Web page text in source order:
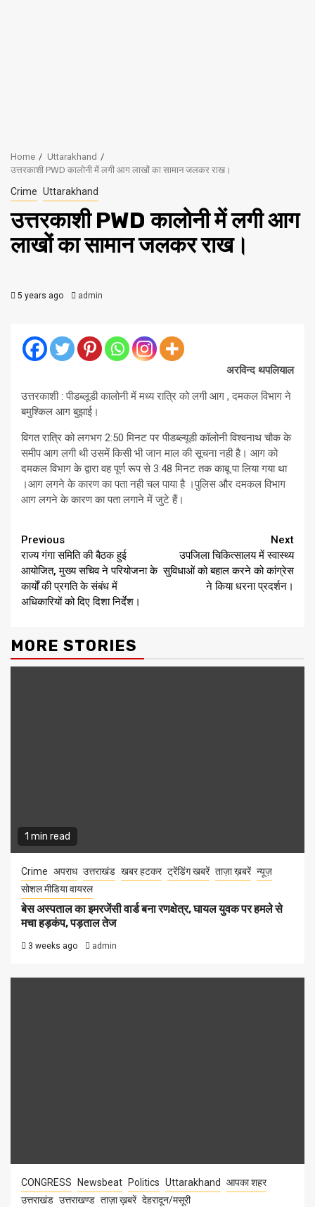
Home
Uttarakhand
उत्तरकाशी PWD कालोनी में लगी आग लाखों का सामान जलकर राख।
Crime Uttarakhand
उत्तरकाशी PWD कालोनी में लगी आग
लाखों का सामान जलकर राख।
5 years ago admin
अरविन्द थपलियाल
उत्तरकाशी : पीडब्लूडी कालोनी में मध्य रात्रि को लगी आग , दमकल विभाग ने
बमुश्किल आग बुझाई।
विगत रात्रि को लगभग 2:50 मिनट पर पीडब्ल्यूडी कॉलोनी विश्वनाथ चौक के
समीप आग लगी थी उसमें किसी भी जान माल की सूचना नही है। आग को
दमकल विभाग के द्वारा वह पूर्ण रूप से 3:48 मिनट तक काबू पा लिया गया था
।आग लगने के कारण का पता नही चल पाया है ।पुलिस और दमकल विभाग
आग लगने के कारण का पता लगाने में जुटे हैं।
Continue
Reading
Previous
राज्य गंगा समिति की बैठक हुई
आयोजित, मुख्य सचिव ने परियोजना के
कार्यों की प्रगति के संबंध में
अधिकारियों को दिए दिशा निर्देश।
Next
उपजिला चिकित्सालय में स्वास्थ्य
सुविधाओं को बहाल करने को कांग्रेस
ने किया धरना प्रदर्शन।
MORE STORIES
1 min read
Crime अपराध उत्तराखंड खबर हटकर ट्रेंडिंग खबरें ताज़ा ख़बरें न्यूज़
सोशल मीडिया वायरल
बेस अस्पताल का इमरजेंसी वार्ड बना रणक्षेत्र, घायल युवक पर हमले से
मचा हड़कंप, पड़ताल तेज
3 weeks ago admin
CONGRESS Newsbeat Politics Uttarakhand
आपका शहर
उत्तराखंड उत्तराखण्ड ताज़ा ख़बरें देहरादून/मसूरी